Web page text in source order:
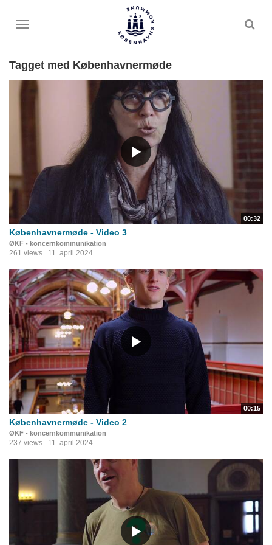
Toggle
Tagget med Københavnermøde
00:32
Københavnermøde - Video 3
ØKF - koncernkommunikation
261 views 11. april 2024
00:15
Københavnermøde - Video 2
ØKF - koncernkommunikation
237 views 11. april 2024